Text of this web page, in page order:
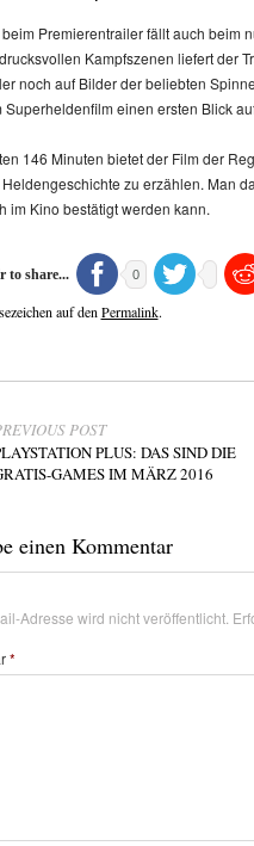
Premierentrailer fällt auch beim
Kampfszenen liefert der
noch auf Bilder der beliebten
Superheldenfilm einen ersten Blick
146 Minuten bietet der Film der
zu erzählen. Man
im Kino bestätigt werden kann.
to share... 0
auf den Permalink.
POST
PLUS: DAS SIND DIE
GAMES IM MÄRZ 2016
einen Kommentar
Adresse wird nicht veröffentlicht.
*